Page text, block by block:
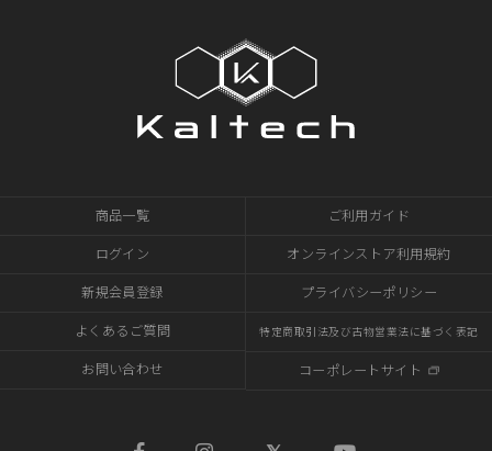
商品一覧
ログイン
新規会員登録
よくあるご質問
お問い合わせ
ご利用ガイド
オンラインストア利用規約
プライバシーポリシー
特定商取引法及び古物営業法に基づく表記
コーポレートサイト